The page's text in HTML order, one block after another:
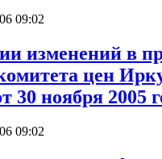
09:02
изменений в
цен
30 ноября 2005
09:02